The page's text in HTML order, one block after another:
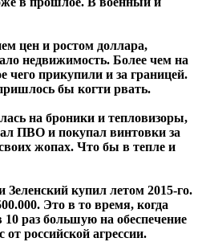
цен и ростом доллара,
недвижимость. Более чем на
чего прикупили и за границей.
бы когти рвать.
на броники и тепловизоры,
ПВО и покупал винтовки за
жопах. Что бы в тепле и
купил летом 2015-го.
Это в то время, когда
раз большую на обеспечение
российской агрессии.